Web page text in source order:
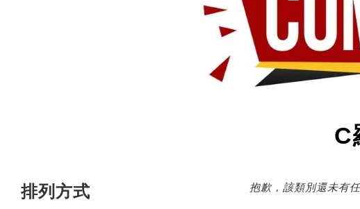
C
排列方式 抱歉，該類別還未有任